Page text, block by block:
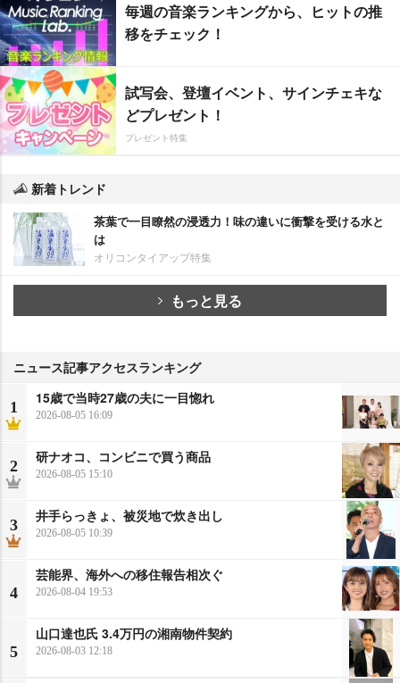
毎週の音楽ランキングから、ヒットの推
移をチェック！
試写会、登壇イベント、サインチェキな
どプレゼント！
プレゼント特集
新着トレンド
茶葉で一目瞭然の浸透力！味の違いに衝撃を受ける水と
は
オリコンタイアップ特集
もっと見る
ニュース記事アクセスランキング
1
15歳で当時27歳の夫に一目惚れ
2026-08-05 16:09
2
研ナオコ、コンビニで買う商品
2026-08-05 15:10
3
井手らっきょ、被災地で炊き出し
2026-08-05 10:39
4
芸能界、海外への移住報告相次ぐ
2026-08-04 19:53
5
山口達也氏 3.4万円の湘南物件契約
2026-08-03 12:18